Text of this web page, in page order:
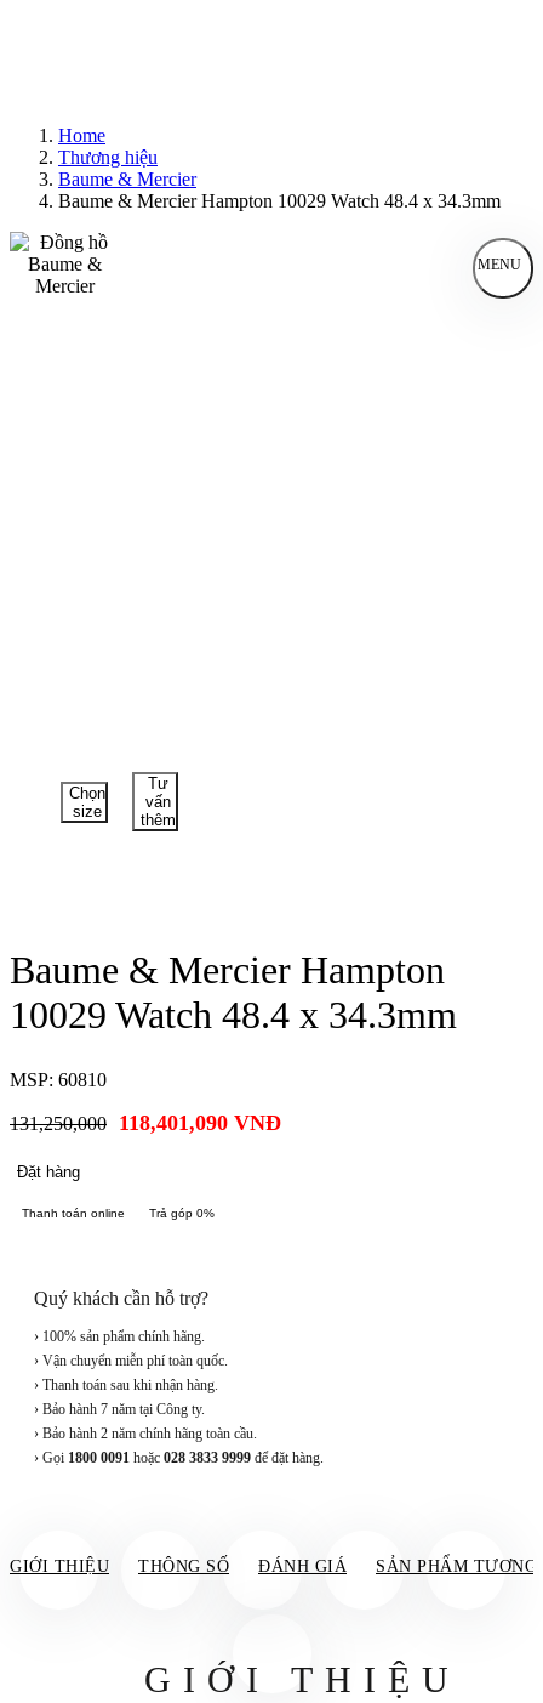
Home
Thương hiệu
Baume & Mercier
Baume & Mercier Hampton 10029 Watch 48.4 x 34.3mm
MENU
Chọn
size
Tư
vấn
thêm
Baume & Mercier Hampton
10029 Watch 48.4 x 34.3mm
MSP: 60810
131,250,000 118,401,090 VNĐ
Đặt hàng
Thanh toán online Trả góp 0%
Quý khách cần hỗ trợ?
› 100% sản phẩm chính hãng.
› Vận chuyển miễn phí toàn quốc.
› Thanh toán sau khi nhận hàng.
› Bảo hành 7 năm tại Công ty.
› Bảo hành 2 năm chính hãng toàn cầu.
› Gọi 1800 0091 hoặc 028 3833 9999 để đặt hàng.
GIỚI THIỆU THÔNG SỐ ĐÁNH GIÁ SẢN PHẨM TƯƠNG
GIỚI THIỆU